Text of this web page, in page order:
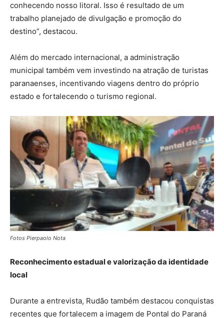
conhecendo nosso litoral. Isso é resultado de um
trabalho planejado de divulgação e promoção do
destino”, destacou.
Além do mercado internacional, a administração
municipal também vem investindo na atração de turistas
paranaenses, incentivando viagens dentro do próprio
estado e fortalecendo o turismo regional.
Fotos Pierpaolo Nota
Reconhecimento estadual e valorização da identidade
local
Durante a entrevista, Rudão também destacou conquistas
recentes que fortalecem a imagem de Pontal do Paraná